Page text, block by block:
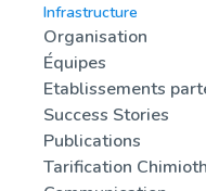
Infrastructure
Organisation
Équipes
Etablissements
Success Stories
Publications
Tarification